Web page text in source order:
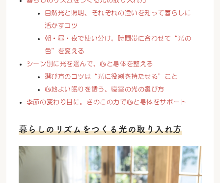
自然光と照明、それぞれの違いを知って暮らしに
活かすコツ
朝・昼・夜で使い分け。時間帯に合わせて“光の
色”を変える
シーン別に光を選んで、心と身体を整える
選び方のコツは“光に役割を持たせる”こと
心地よい眠りを誘う、寝室の光の選び方
季節の変わり目に。きのこの力で心と身体をサポート
暮らしのリズムをつくる光の取り入れ方